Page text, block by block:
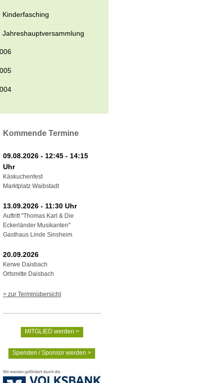
Kinderfasching
Jahreshauptversammlung
Kommende Termine
09.08.2026 - 12:45 - 14:15
Uhr
Käskuchenfest
Marktplatz Waibstadt
13.09.2026 - 11:30 Uhr
Auftritt "Thomas Karl & Die
Eckerländer Musikanten"
Gasthaus Linde Sinsheim
20.09.2026
Kerwe Daisbach
Ortsmitte Daisbach
> zur Terminübersicht
MITGLIED werden >
Spenden / Sponsor werden >